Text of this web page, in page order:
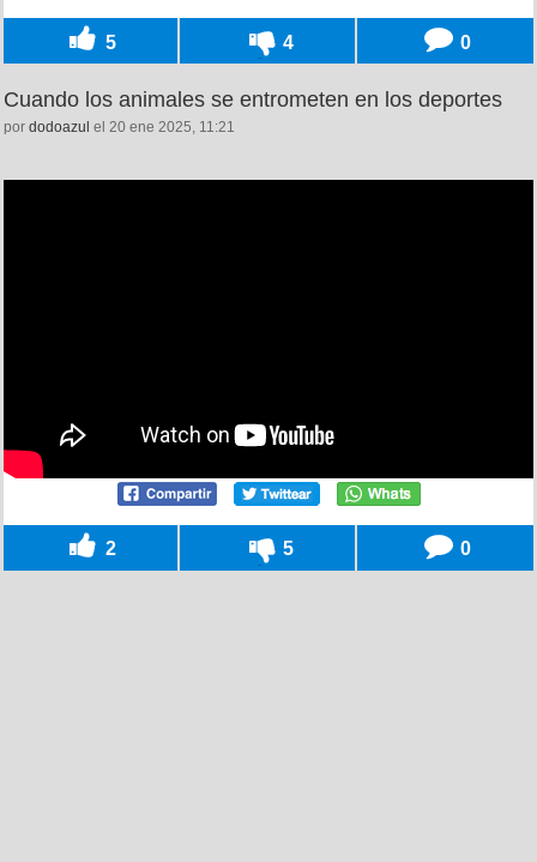
5 4 0
Cuando los animales se entrometen en los deportes
por dodoazul el 20 ene 2025, 11:21
2 5 0